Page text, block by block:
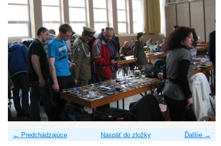
← Predchádzajúce Ďalšie →
Naspäť do zložky